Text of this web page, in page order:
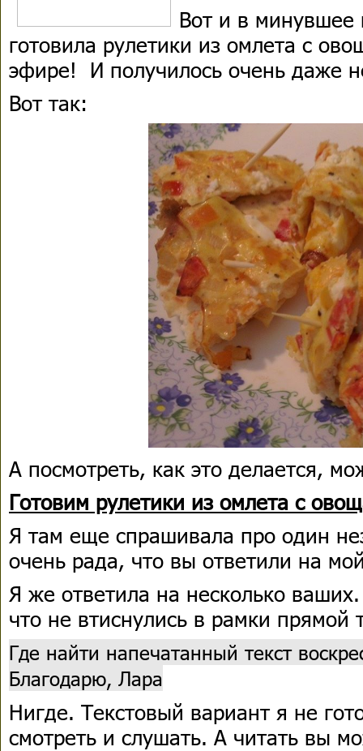
Вот и в минувшее
готовила рулетики из омлета с
эфире!
И получилось очень даже
Вот так:
А посмотреть, как это делается,
Готовим рулетики из омлета с
Я там еще спрашивала про один
очень рада, что вы ответили на
Я же ответила на несколько
что не втиснулись в рамки прямой
Где найти напечатанный текст
Благодарю, Лара
Нигде. Текстовый вариант я не
смотреть и слушать. А читать вы